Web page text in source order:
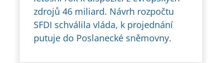
zdrojů 46 miliard. Návrh rozpočtu
SFDI schválila vláda, k projednání
putuje do Poslanecké sněmovny.